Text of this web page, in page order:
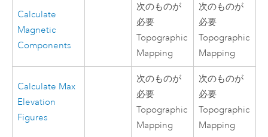
Calculate
Magnetic
Components
次のものが
必要
Topographic
Mapping
次のものが
必要
Topographic
Mapping
Calculate Max
Elevation
Figures
次のものが
必要
Topographic
Mapping
次のものが
必要
Topographic
Mapping